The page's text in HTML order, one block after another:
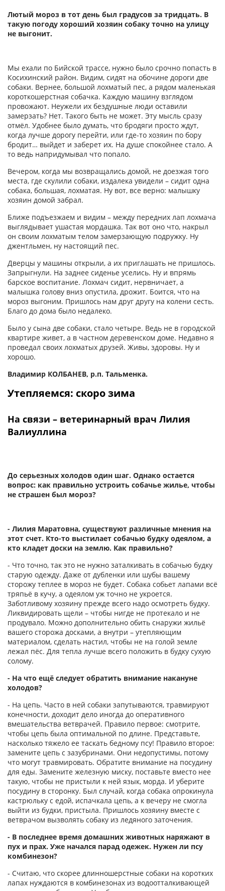
Лютый мороз в тот день был градусов за тридцать. В
такую погоду хороший хозяин собаку точно на улицу
не выгонит.
Мы ехали по Бийской трассе, нужно было срочно попасть в
Косихинский район. Видим, сидят на обочине дороги две
собаки. Вернее, большой лохматый пес, а рядом маленькая
короткошерстная собачка. Каждую машину взглядом
провожают. Неужели их бездушные люди оставили
замерзать? Нет. Такого быть не может. Эту мысль сразу
отмёл. Удобнее было думать, что бродяги просто ждут,
когда лучше дорогу перейти, или где-то хозяин по бору
бродит… выйдет и заберет их. На душе спокойнее стало. А
то ведь напридумывал что попало.
Вечером, когда мы возвращались домой, не доезжая того
места, где скулили собаки, издалека увидели – сидит одна
собака, большая, лохматая. Ну вот, все верно: малышку
хозяин домой забрал.
Ближе подъезжаем и видим – между передних лап лохмача
выглядывает ушастая мордашка. Так вот оно что, накрыл
он своим лохматым телом замерзающую подружку. Ну
джентльмен, ну настоящий пес.
Дверцы у машины открыли, а их приглашать не пришлось.
Запрыгнули. На заднее сиденье уселись. Ну и впрямь
барское воспитание. Лохмач сидит, нервничает, а
малышка голову вниз опустила, дрожит. Боится, что на
мороз выгоним. Пришлось нам друг другу на колени сесть.
Благо до дома было недалеко.
Было у сына две собаки, стало четыре. Ведь не в городской
квартире живет, а в частном деревенском доме. Недавно я
проведал своих лохматых друзей. Живы, здоровы. Ну и
хорошо.
Владимир КОЛБАНЕВ, р.п. Тальменка.
Утепляемся: скоро зима
На связи – ветеринарный врач Лилия
Валиуллина
До серьезных холодов один шаг. Однако остается
вопрос: как правильно устроить собачье жилье, чтобы
не страшен был мороз?
- Лилия Маратовна, существуют различные мнения на
этот счет. Кто-то выстилает собачью будку одеялом, а
кто кладет доски на землю. Как правильно?
- Что точно, так это не нужно заталкивать в собачью будку
старую одежду. Даже от дубленки или шубы вашему
сторожу теплее в мороз не будет. Собака собьет лапами всё
тряпьё в кучу, а одеялом уж точно не укроется.
Заботливому хозяину прежде всего надо осмотреть будку.
Ликвидировать щели – чтобы нигде не протекало и не
продувало. Можно дополнительно обить снаружи жильё
вашего сторожа досками, а внутри – утепляющим
материалом, сделать настил, чтобы не на голой земле
лежал пёс. Для тепла лучше всего положить в будку сухую
солому.
- На что ещё следует обратить внимание накануне
холодов?
- На цепь. Часто в ней собаки запутываются, травмируют
конечности, доходит дело иногда до оперативного
вмешательства ветврачей. Правило первое: смотрите,
чтобы цепь была оптимальной по длине. Представьте,
насколько тяжело ее таскать бедному псу! Правило второе:
замените цепь с зазубринами. Они недопустимы, потому
что могут травмировать. Обратите внимание на посудину
для еды. Замените железную миску, поставьте вместо нее
такую, чтобы не пристыли к ней язык, морда. И уберите
посудину в сторонку. Был случай, когда собака опрокинула
кастрюльку с едой, испачкала цепь, а к вечеру не смогла
выйти из будки, пристыла. Пришлось хозяину вместе с
ветврачом вызволять собаку из ледяного заточения.
- В последнее время домашних животных наряжают в
пух и прах. Уже начался парад одежек. Нужен ли псу
комбинезон?
- Считаю, что скорее длинношерстные собаки на коротких
лапах нуждаются в комбинезонах из водоотталкивающей